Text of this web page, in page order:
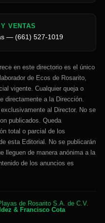
VENTAS
— (661) 527-1019
en este directorio es el único
de Ecos de Rosarito,
vigente. Cualquier queja o
directamente a la Dirección.
al Director. No se
publicados. Queda
total o parcial de los
esta Editorial. No se publicarán
lleguen de manera anónima a la
de los anuncios es
de Rosarito S.A. de C.V.
& Francisco Cota